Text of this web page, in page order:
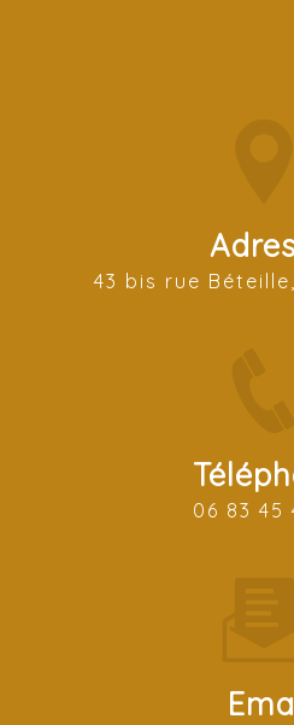
43 bis rue
06 83 45